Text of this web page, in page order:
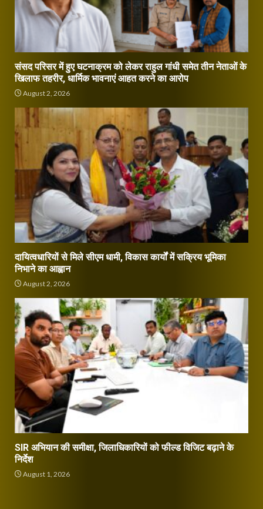
संसद परिसर में हुए घटनाक्रम को लेकर राहुल गांधी समेत तीन नेताओं के
खिलाफ तहरीर, धार्मिक भावनाएं आहत करने का आरोप
August 2, 2026
दायित्वधारियों से मिले सीएम धामी, विकास कार्यों में सक्रिय भूमिका
निभाने का आह्वान
August 2, 2026
SIR अभियान की समीक्षा, जिलाधिकारियों को फील्ड विजिट बढ़ाने के
निर्देश
August 1, 2026